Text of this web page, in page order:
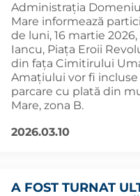
Administrația
Mare informează
de luni, 16 martie
Iancu, Piața Eroii
din fața Cimitirului
Amațiului vor fi
parcare cu plată din
Mare, zona B.
2026.03.10
A FOST TURNAT